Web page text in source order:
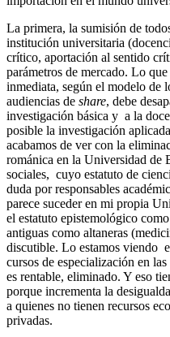
La primera, la sumisión de
institución universitaria
crítico, aportación al sentido
parámetros de mercado. Lo
inmediata, según el modelo de
audiencias de share, debe
investigación básica y a la
posible la investigación
acabamos de ver con la
románica en la Universidad de
sociales, cuyo estatuto de
duda por responsables
parece suceder en mi propia
el estatuto epistemológico
antiguas como altaneras
discutible. Lo estamos viendo
cursos de especialización en
es rentable, eliminado. Y eso
porque incrementa la
a quienes no tienen recursos
privadas.